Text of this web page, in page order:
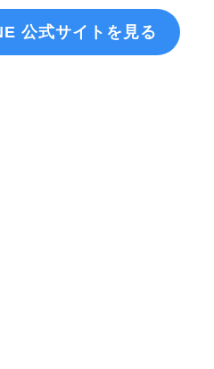
公式サイトを見る